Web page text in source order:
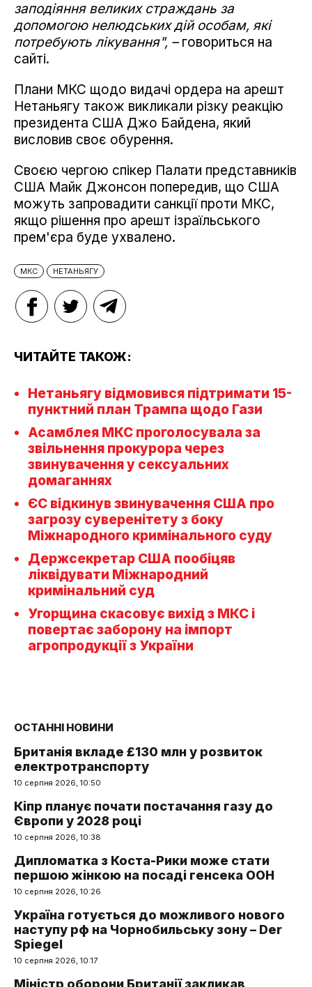
заподіяння великих страждань за
допомогою нелюдських дій особам, які
потребують лікування", –говориться на
сайті.
Плани МКС щодо видачі ордера на арешт
Нетаньягу також викликали різку реакцію
президента США Джо Байдена, який
висловив своє обурення.
Своєю чергою спікер Палати представників
США Майк Джонсон попередив, що США
можуть запровадити санкції проти МКС,
якщо рішення про арешт ізраїльського
прем'єра буде ухвалено.
МКС НЕТАНЬЯГУ
ЧИТАЙТЕ ТАКОЖ:
Нетаньягу відмовився підтримати 15-
пунктний план Трампа щодо Гази
Асамблея МКС проголосувала за
звільнення прокурора через
звинувачення у сексуальних
домаганнях
ЄС відкинув звинувачення США про
загрозу суверенітету з боку
Міжнародного кримінального суду
Держсекретар США пообіцяв
ліквідувати Міжнародний
кримінальний суд
Угорщина скасовує вихід з МКС і
повертає заборону на імпорт
агропродукції з України
ОСТАННІ НОВИНИ
Британія вкладе £130 млн у розвиток
електротранспорту
10 серпня 2026, 10:50
Кіпр планує почати постачання газу до
Європи у 2028 році
10 серпня 2026, 10:38
Дипломатка з Коста-Рики може стати
першою жінкою на посаді генсека ООН
10 серпня 2026, 10:26
Україна готується до можливого нового
наступу рф на Чорнобильську зону – Der
Spiegel
10 серпня 2026, 10:17